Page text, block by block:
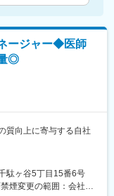
ージャー◆医師
◎
質向上に寄与する自社
スのプロダクトマネー
駄ヶ谷5丁目15番6号
煙変更の範囲：会社の